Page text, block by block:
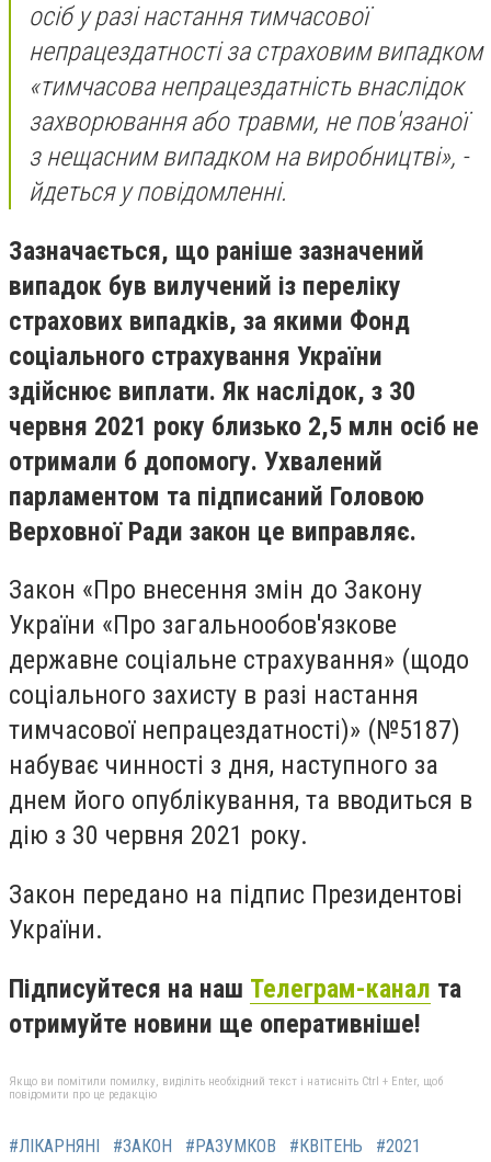
осіб у разі настання тимчасової
непрацездатності за страховим випадком
«тимчасова непрацездатність внаслідок
захворювання або травми, не пов'язаної
з нещасним випадком на виробництві», -
йдеться у повідомленні.
Зазначається, що раніше зазначений
випадок був вилучений із переліку
страхових випадків, за якими Фонд
соціального страхування України
здійснює виплати. Як наслідок, з 30
червня 2021 року близько 2,5 млн осіб не
отримали б допомогу. Ухвалений
парламентом та підписаний Головою
Верховної Ради закон це виправляє.
Закон «Про внесення змін до Закону
України «Про загальнообов'язкове
державне соціальне страхування» (щодо
соціального захисту в разі настання
тимчасової непрацездатності)» (№5187)
набуває чинності з дня, наступного за
днем його опублікування, та вводиться в
дію з 30 червня 2021 року.
Закон передано на підпис Президентові
України.
Підписуйтеся на наш Телеграм-канал та
отримуйте новини ще оперативніше!
Якщо ви помітили помилку, виділіть необхідний текст і натисніть Ctrl + Enter, щоб
повідомити про це редакцію
#ЛІКАРНЯНІ #ЗАКОН #РАЗУМКОВ #КВІТЕНЬ #2021